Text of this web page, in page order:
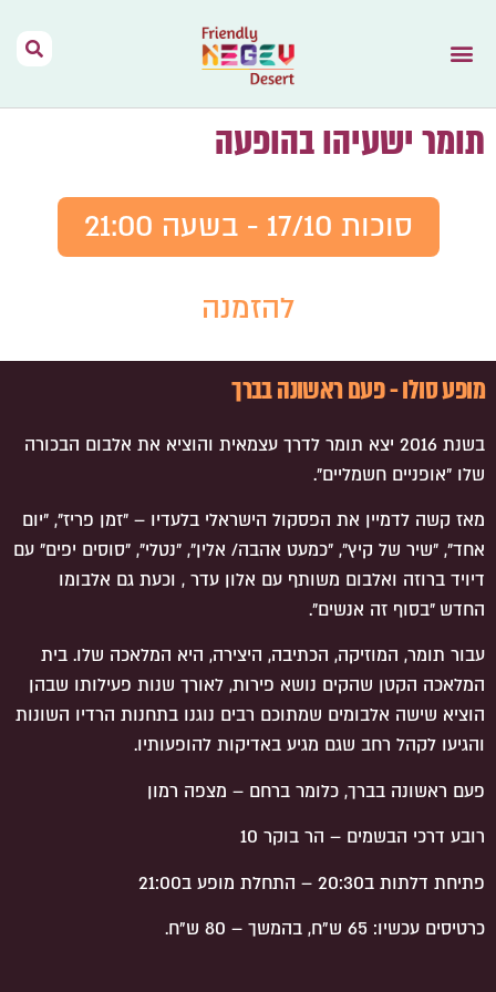
תומר ישעיהו בהופעה
סוכות 17/10 - בשעה 21:00
להזמנה
מופע סולו - פעם ראשונה בברך
בשנת 2016 יצא תומר לדרך עצמאית והוציא את אלבום הבכורה
שלו ״אופניים חשמליים״.
מאז קשה לדמיין את הפסקול הישראלי בלעדיו – ״זמן פריז״, ״יום
אחד״, ״שיר של קיץ״, ״כמעט אהבה/ אלין״, ״נטלי״, ״סוסים יפים״ עם
דיויד ברוזה ואלבום משותף עם אלון עדר , וכעת גם אלבומו
החדש ״בסוף זה אנשים״.
עבור תומר, המוזיקה, הכתיבה, היצירה, היא המלאכה שלו. בית
המלאכה הקטן שהקים נושא פירות, לאורך שנות פעילותו שבהן
הוציא שישה אלבומים שמתוכם רבים נוגנו בתחנות הרדיו השונות
והגיעו לקהל רחב שגם מגיע באדיקות להופעותיו.
פעם ראשונה בברך, כלומר ברחם – מצפה רמון
רובע דרכי הבשמים – הר בוקר 10
פתיחת דלתות ב20:30 – התחלת מופע ב21:00
כרטיסים עכשיו: 65 ש"ח, בהמשך – 80 ש"ח.